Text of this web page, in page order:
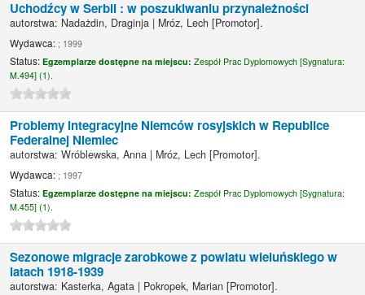
Uchodźcy w Serbii : w poszukiwaniu przynależności
autorstwa: Nadażdin, Draginja | Mróz, Lech [Promotor].
Wydawca: ; 1999
Status:Egzemplarze dostępne na miejscu:Zespół Prac Dyplomowych [Sygnatura:
M.494] (1).
Problemy integracyjne Niemców rosyjskich w Republice
Federalnej Niemiec
autorstwa:Wróblewska, Anna | Mróz, Lech [Promotor].
Wydawca: ; 1997
Status:Egzemplarze dostępne na miejscu:Zespół Prac Dyplomowych [Sygnatura:
M.455] (1).
Sezonowe migracje zarobkowe z powiatu wieluńskiego w
latach 1918-1939
autorstwa: Kasterka, Agata | Pokropek, Marian [Promotor].